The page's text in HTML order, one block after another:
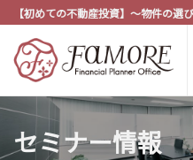
【初めての不動産投資】～物件の選
セミナー情報